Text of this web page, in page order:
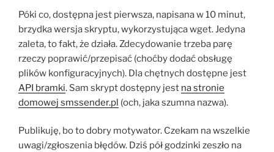
Póki co, dostępna jest pierwsza, napisana w 10 minut,
brzydka wersja skryptu, wykorzystująca wget. Jedyna
zaleta, to fakt, że działa. Zdecydowanie trzeba parę
rzeczy poprawić/przepisać (choćby dodać obsługę
plików konfiguracyjnych). Dla chętnych dostępne jest
API bramki. Sam skrypt dostępny jest na stronie
domowej smssender.pl (och, jaka szumna nazwa).
Publikuję, bo to dobry motywator. Czekam na wszelkie
uwagi/zgłoszenia błędów. Dziś pół godzinki zeszło na